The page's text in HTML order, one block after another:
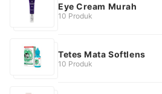
Eye Cream Murah
10 Produk
Tetes Mata Softlens
10 Produk